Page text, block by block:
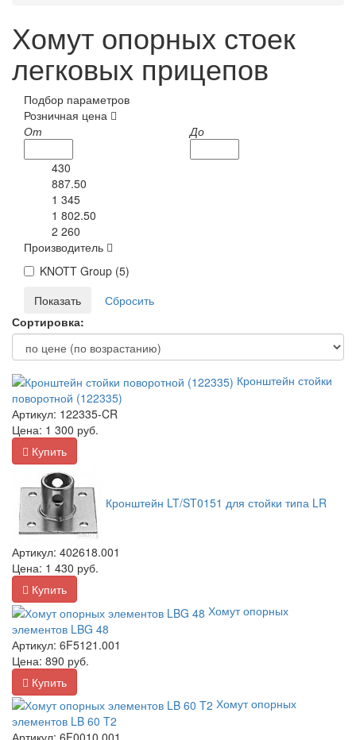
Хомут опорных стоек
легковых прицепов
Подбор параметров
Розничная цена
От
До
430
887.50
1 345
1 802.50
2 260
Производитель
KNOTT Group (5)
Сортировка:
Кронштейн стойки
поворотной (122335)
Артикул: 122335-CR
Цена: 1 300 руб.
Купить
Кронштейн LT/ST0151 для стойки типа LR
Артикул: 402618.001
Цена: 1 430 руб.
Купить
Хомут опорных
элементов LBG 48
Артикул: 6F5121.001
Цена: 890 руб.
Купить
Хомут опорных
элементов LB 60 T2
Артикул: 6F0010.001